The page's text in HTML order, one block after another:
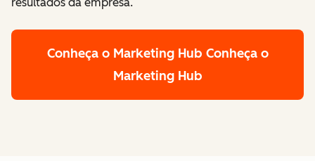
Conheça o Marketing Hub Conheça o
Marketing Hub